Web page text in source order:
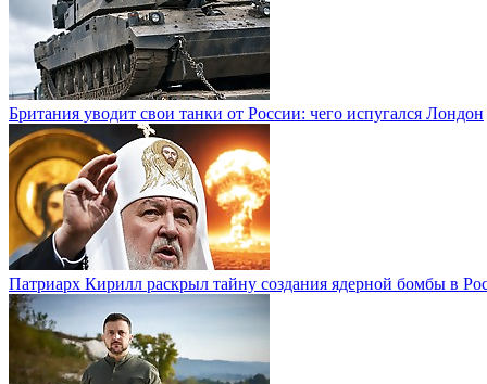
Британия уводит свои танки от России: чего испугался Лондон
Патриарх Кирилл раскрыл тайну создания ядерной бомбы в